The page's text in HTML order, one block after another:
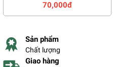
70,000đ
Sản phẩm
Chất lượng
Giao hàng